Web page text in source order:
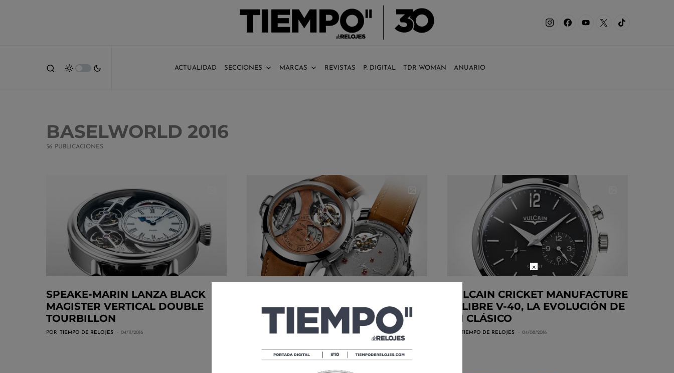
ACTUALIDAD SECCIONES MARCAS REVISTAS P. DIGITAL TDR WOMAN ANUARIO
BASELWORLD 2016
56 PUBLICACIONES
SPEAKE-MARIN LANZA BLACK
MAGISTER VERTICAL DOUBLE
TOURBILLON
POR TIEMPO DE RELOJES 04/11/2016
PIECE 2, LA FUSIÓN DE ARTE Y
TIEMPO DE RELOJES 04/08/2016
VULCAIN CRICKET MANUFACTURE
CALIBRE V-40, LA EVOLUCIÓN DE
UN CLÁSICO
TIEMPO DE RELOJES 04/08/2016
×